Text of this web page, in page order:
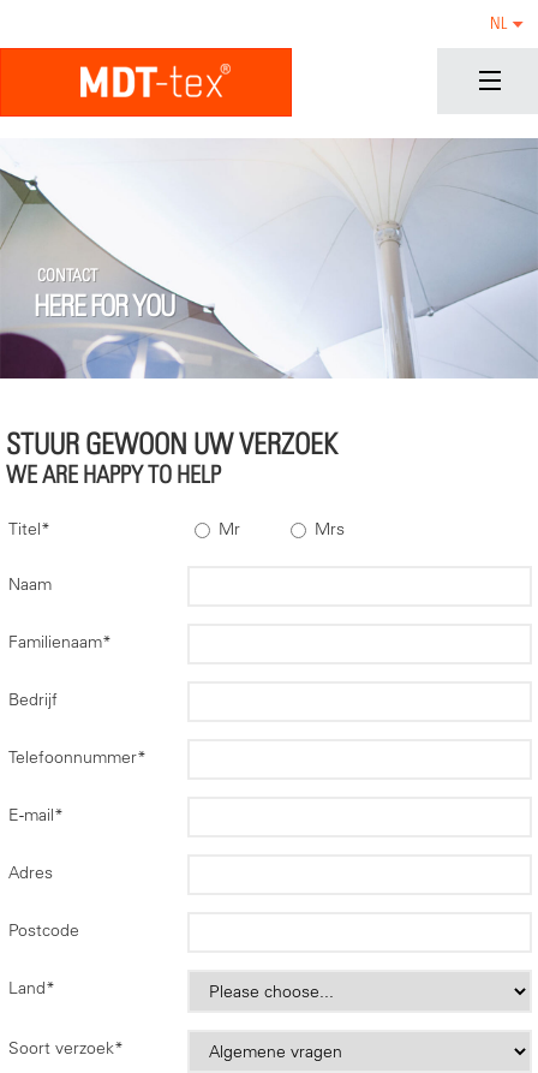
NL
CONTACT
HERE FOR YOU
STUUR GEWOON UW VERZOEK
WE ARE HAPPY TO HELP
Titel* Mr Mrs
Naam
Familienaam*
Bedrijf
Telefoonnummer*
E-mail*
Adres
Postcode
Land*
Soort verzoek*